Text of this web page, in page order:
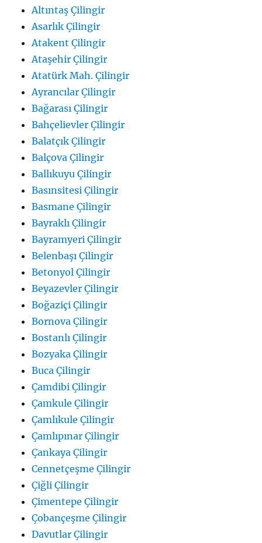
Altıntaş Çilingir
Asarlık Çilingir
Atakent Çilingir
Ataşehir Çilingir
Atatürk Mah. Çilingir
Ayrancılar Çilingir
Bağarası Çilingir
Bahçelievler Çilingir
Balatçık Çilingir
Balçova Çilingir
Ballıkuyu Çilingir
Basınsitesi Çilingir
Basmane Çilingir
Bayraklı Çilingir
Bayramyeri Çilingir
Belenbaşı Çilingir
Betonyol Çilingir
Beyazevler Çilingir
Boğaziçi Çilingir
Bornova Çilingir
Bostanlı Çilingir
Bozyaka Çilingir
Buca Çilingir
Çamdibi Çilingir
Çamkule Çilingir
Çamlıkule Çilingir
Çamlıpınar Çilingir
Çankaya Çilingir
Cennetçeşme Çilingir
Çiğli Çilingir
Çimentepe Çilingir
Çobançeşme Çilingir
Davutlar Çilingir